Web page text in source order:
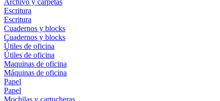
Archivo y carpetas
Escritura
Escritura
Cuadernos y blocks
Cuadernos y blocks
Útiles de oficina
Útiles de oficina
Maquinas de oficina
Máquinas de oficina
Papel
Papel
Mochilas y cartucheras